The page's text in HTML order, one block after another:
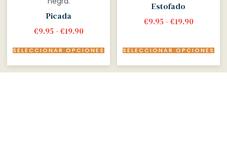
Picada
€9.95 - €19.90
SELECCIONAR OPCIONES
Estofado
€9.95 - €19.90
SELECCIONAR OPCIONES